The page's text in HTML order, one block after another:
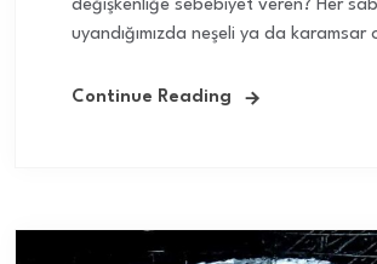
değişkenliğe sebebiyet veren? Her
uyandığımızda neşeli ya da karamsar
Continue Reading